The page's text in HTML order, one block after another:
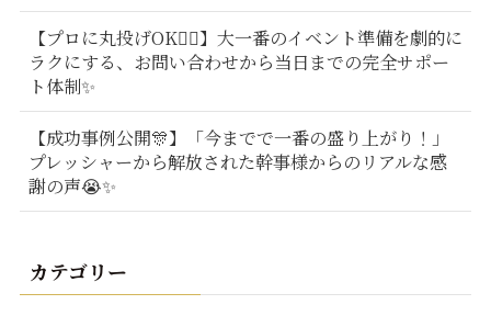
【プロに丸投げOK🙆‍♂️】大一番のイベント準備を劇的に
ラクにする、お問い合わせから当日までの完全サポー
ト体制✨
【成功事例公開🎊】「今までで一番の盛り上がり！」
プレッシャーから解放された幹事様からのリアルな感
謝の声😭✨
カテゴリー